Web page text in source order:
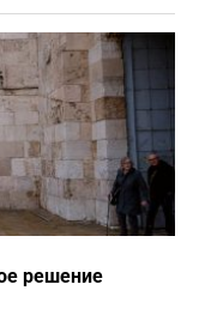
решение